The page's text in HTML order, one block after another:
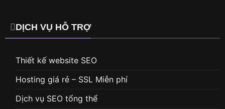
DỊCH VỤ HỖ TRỢ
Thiết kế website SEO
Hosting giá rẻ – SSL Miễn phí
Dịch vụ SEO tổng thể